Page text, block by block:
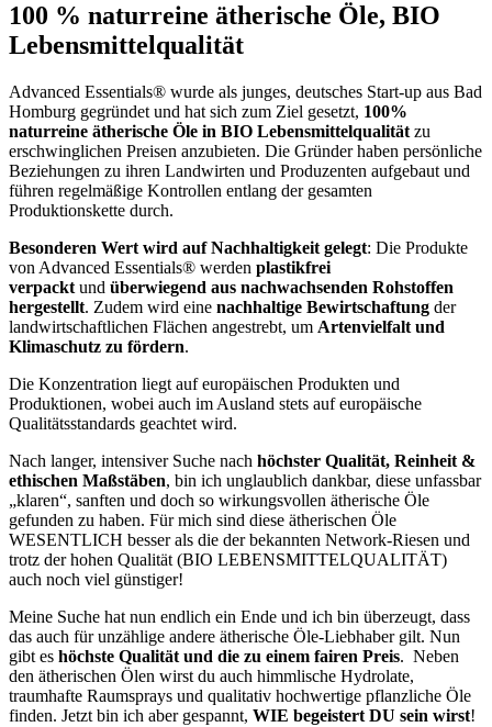
100 % naturreine ätherische Öle, BIO
Lebensmittelqualität
Advanced Essentials® wurde als junges, deutsches Start-up aus Bad
Homburg gegründet und hat sich zum Ziel gesetzt, 100%
naturreine ätherische Öle in BIO Lebensmittelqualität zu
erschwinglichen Preisen anzubieten. Die Gründer haben persönliche
Beziehungen zu ihren Landwirten und Produzenten aufgebaut und
führen regelmäßige Kontrollen entlang der gesamten
Produktionskette durch.
Besonderen Wert wird auf Nachhaltigkeit gelegt: Die Produkte
von Advanced Essentials® werden plastikfrei
verpackt und überwiegend aus nachwachsenden Rohstoffen
hergestellt. Zudem wird eine nachhaltige Bewirtschaftung der
landwirtschaftlichen Flächen angestrebt, um Artenvielfalt und
Klimaschutz zu fördern.
Die Konzentration liegt auf europäischen Produkten und
Produktionen, wobei auch im Ausland stets auf europäische
Qualitätsstandards geachtet wird.
Nach langer, intensiver Suche nach höchster Qualität, Reinheit &
ethischen Maßstäben, bin ich unglaublich dankbar, diese unfassbar
„klaren“, sanften und doch so wirkungsvollen ätherische Öle
gefunden zu haben. Für mich sind diese ätherischen Öle
WESENTLICH besser als die der bekannten Network-Riesen und
trotz der hohen Qualität (BIO LEBENSMITTELQUALITÄT)
auch noch viel günstiger!
Meine Suche hat nun endlich ein Ende und ich bin überzeugt, dass
das auch für unzählige andere ätherische Öle-Liebhaber gilt. Nun
gibt es höchste Qualität und die zu einem fairen Preis. Neben
den ätherischen Ölen wirst du auch himmlische Hydrolate,
traumhafte Raumsprays und qualitativ hochwertige pflanzliche Öle
finden. Jetzt bin ich aber gespannt, WIE begeistert DU sein wirst!